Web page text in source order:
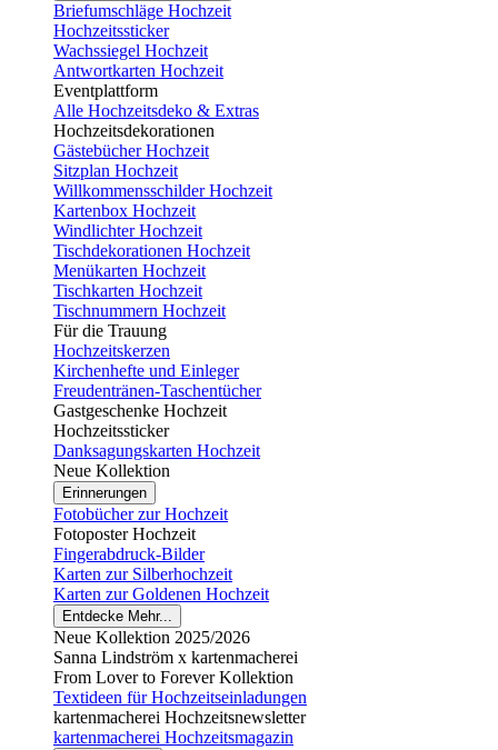
Briefumschläge Hochzeit
Hochzeitssticker
Wachssiegel Hochzeit
Antwortkarten Hochzeit
Eventplattform
Alle Hochzeitsdeko & Extras
Hochzeitsdekorationen
Gästebücher Hochzeit
Sitzplan Hochzeit
Willkommensschilder Hochzeit
Kartenbox Hochzeit
Windlichter Hochzeit
Tischdekorationen Hochzeit
Menükarten Hochzeit
Tischkarten Hochzeit
Tischnummern Hochzeit
Für die Trauung
Hochzeitskerzen
Kirchenhefte und Einleger
Freudentränen-Taschentücher
Gastgeschenke Hochzeit
Hochzeitssticker
Danksagungskarten Hochzeit
Neue Kollektion
Erinnerungen
Fotobücher zur Hochzeit
Fotoposter Hochzeit
Fingerabdruck-Bilder
Karten zur Silberhochzeit
Karten zur Goldenen Hochzeit
Entdecke Mehr...
Neue Kollektion 2025/2026
Sanna Lindström x kartenmacherei
From Lover to Forever Kollektion
Textideen für Hochzeitseinladungen
kartenmacherei Hochzeitsnewsletter
kartenmacherei Hochzeitsmagazin